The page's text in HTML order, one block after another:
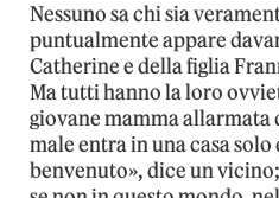
Nessuno sa chi sia
puntualmente appare
Catherine e della figlia
Ma tutti hanno la loro
giovane mamma allarmata
male entra in una casa
benvenuto», dice un